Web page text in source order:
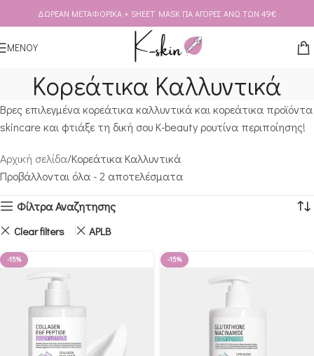
Skip to navigation
Skip to main content
ΔΩΡΕΑΝ ΜΕΤΑΦΟΡΙΚΑ + SHEET MASK ΓΙΑ ΑΓΟΡΕΣ ΑΝΩ ΤΩΝ 49€
ΜΕΝΟΥ
Κορεάτικα Καλλυντικά
Βρες επιλεγμένα κορεάτικα καλλυντικά και κορεάτικα προϊόντα
skincare και φτιάξε τη δική σου K-beauty ρουτίνα περιποίησης!
Αρχική σελίδα Κορεάτικα Καλλυντικά
Προβάλλονται όλα - 2 αποτελέσματα
Φίλτρα Αναζητησης
Clear filters APLB
-15% -15%